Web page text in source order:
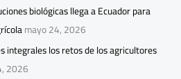
biológicas llega a Ecuador para
mayo 24, 2026
integrales los retos de los agricultores
2026